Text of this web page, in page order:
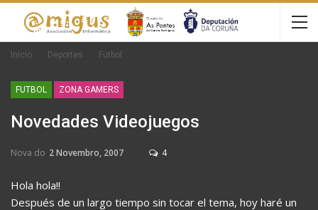
Inicio Deportes Futbol
FUTBOL ZONA GAMERS
Novedades Videojuegos
Nova do 2 Novembro, 2007 4
Hola hola!!
Después de un largo tiempo sin tocar el tema, hoy haré un